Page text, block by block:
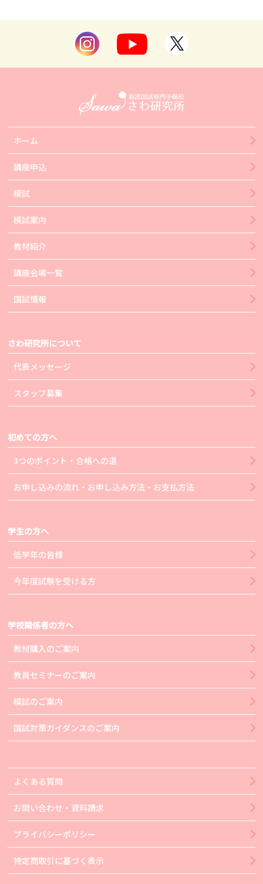
ホーム
講座申込
模試
模試案内
教材紹介
講座会場一覧
国試情報
さわ研究所について
代表メッセージ
スタッフ募集
初めての方へ
3つのポイント・合格への道
お申し込みの流れ・お申し込み方法・お支払方法
学生の方へ
低学年の皆様
今年度試験を受ける方
学校関係者の方へ
教材購入のご案内
教員セミナーのご案内
模試のご案内
国試対策ガイダンスのご案内
よくある質問
お問い合わせ・資料請求
プライバシーポリシー
特定商取引に基づく表示